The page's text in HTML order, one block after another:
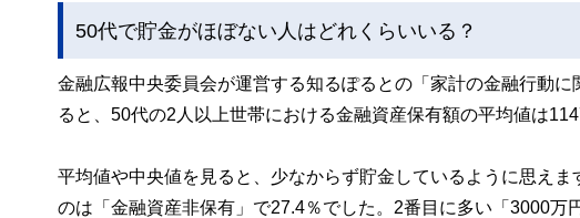
50代で貯金がほぼない人はどれくらいいる？
金融広報中央委員会が運営する知るぽるとの「家計の金融行動
ると、50代の2人以上世帯における金融資産保有額の平均値は
平均値や中央値を見ると、少なからず貯金しているように思え
のは「金融資産非保有」で27.4％でした。2番目に多い「3000万